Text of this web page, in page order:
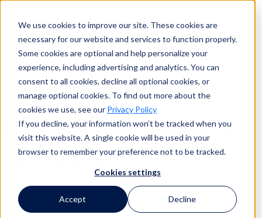
We use cookies to improve our site. These cookies are
necessary for our website and services to function properly.
Some cookies are optional and help personalize your
experience, including advertising and analytics. You can
consent to all cookies, decline all optional cookies, or
manage optional cookies. To find out more about the
cookies we use, see our Privacy Policy
If you decline, your information won’t be tracked when you
visit this website. A single cookie will be used in your
browser to remember your preference not to be tracked.
Cookies settings
Accept Decline
Recherche
Résumé RH : semaine
du 14 août